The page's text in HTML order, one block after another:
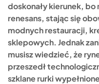
doskonały kierunek,
renesans, stając się
modnych restauracji,
sklepowych. Jednak
musisz wiedzieć, że
przeszedł
szklane rurki